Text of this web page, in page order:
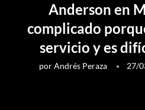
Anderson en
complicado
servicio y es
porAndrés Peraza 27/